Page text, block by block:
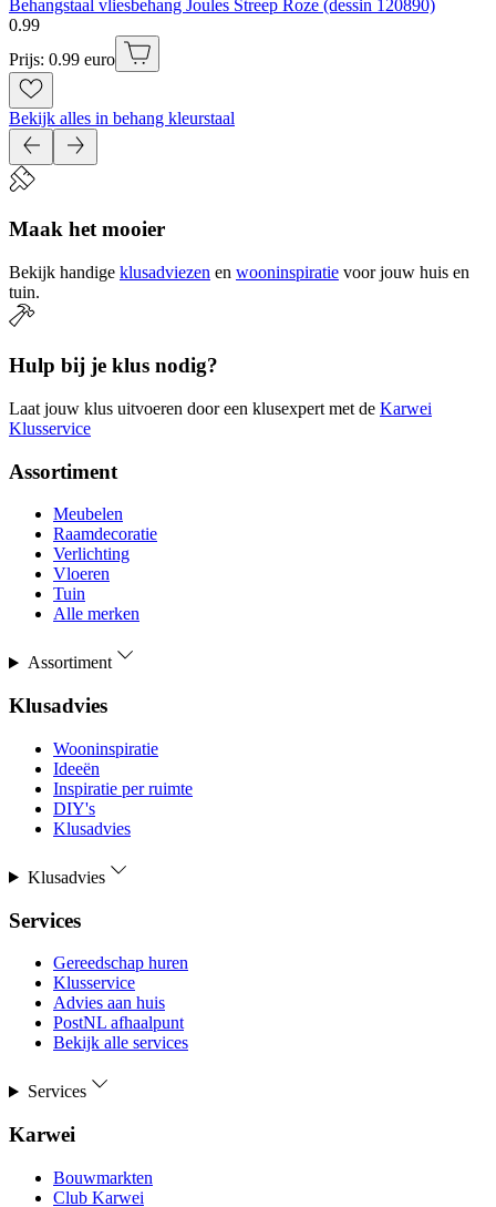
Behangstaal vliesbehang Joules Streep Roze (dessin 120890)
0.99
Prijs: 0.99 euro
Bekijk alles in behang kleurstaal
Maak het mooier
Bekijk handige klusadviezen en wooninspiratie voor jouw huis en
tuin.
Hulp bij je klus nodig?
Laat jouw klus uitvoeren door een klusexpert met de Karwei
Klusservice
Assortiment
Meubelen
Raamdecoratie
Verlichting
Vloeren
Tuin
Alle merken
Assortiment
Klusadvies
Wooninspiratie
Ideeën
Inspiratie per ruimte
DIY's
Klusadvies
Klusadvies
Services
Gereedschap huren
Klusservice
Advies aan huis
PostNL afhaalpunt
Bekijk alle services
Services
Karwei
Bouwmarkten
Club Karwei